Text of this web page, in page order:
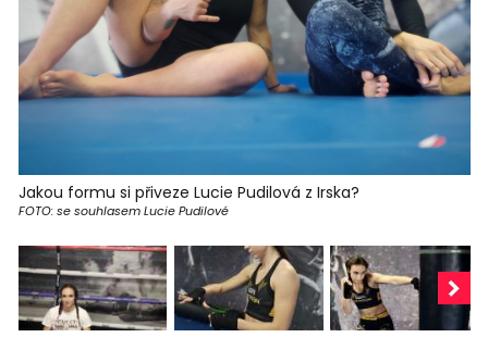
Jakou formu si přiveze Lucie Pudilová z Irska?
FOTO: se souhlasem Lucie Pudilové